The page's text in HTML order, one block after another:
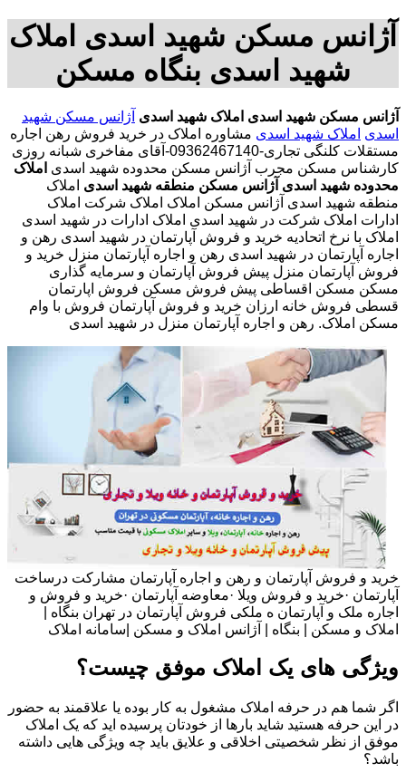
آژانس مسکن شهید اسدی املاک
شهید اسدی بنگاه مسکن
آژانس مسکن شهید اسدی املاک شهید اسدی آژانس مسکن شهید
اسدی املاک شهید اسدی مشاوره املاک در خرید فروش رهن اجاره
مستقلات کلنگی تجاری-09362467140-آقای مفاخری شبانه روزی
کارشناس مسکن مجرب آژانس مسکن محدوده شهید اسدی املاک
محدوده شهید اسدی آژانس مسکن منطقه شهید اسدی املاک
منطقه شهید اسدی آژانس مسکن املاک املاک شرکت املاک
ادارات املاک شرکت در شهید اسدی املاک ادارات در شهید اسدی
املاک با نرخ اتحادیه خرید و فروش آپارتمان در شهید اسدی رهن و
اجاره آپارتمان در شهید اسدی رهن و اجاره آپارتمان منزل خرید و
فروش آپارتمان منزل پیش فروش آپارتمان و سرمایه گذاری
مسکن مسکن اقساطی پیش فروش مسکن فروش اپارتمان
قسطی فروش خانه ارزان خرید و فروش آپارتمان فروش با وام
مسکن املاک. رهن و اجاره آپارتمان منزل در شهید اسدی
خرید و فروش آپارتمان و رهن و اجاره آپارتمان مشارکت درساخت
آپارتمان ·خرید و فروش ویلا ·معاوضه آپارتمان ·خرید و فروش و
اجاره ملک و آپارتمان ه ملکی فروش آپارتمان در تهران بنگاه |
املاک و مسکن | بنگاه | آژانس املاک و مسکن |سامانه املاک
ویژگی های یک املاک موفق چیست؟
اگر شما هم در حرفه املاک مشغول به کار بوده یا علاقمند به حضور
در این حرفه هستید شاید بارها از خودتان پرسیده اید که یک املاک
موفق از نظر شخصیتی اخلاقی و علایق باید چه ویژگی هایی داشته
باشد؟